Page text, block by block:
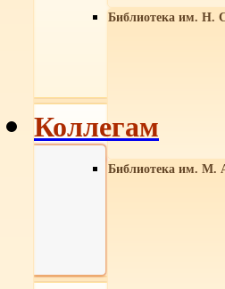
Библиотека им. Н.
Библиотека им. М.
Коллегам